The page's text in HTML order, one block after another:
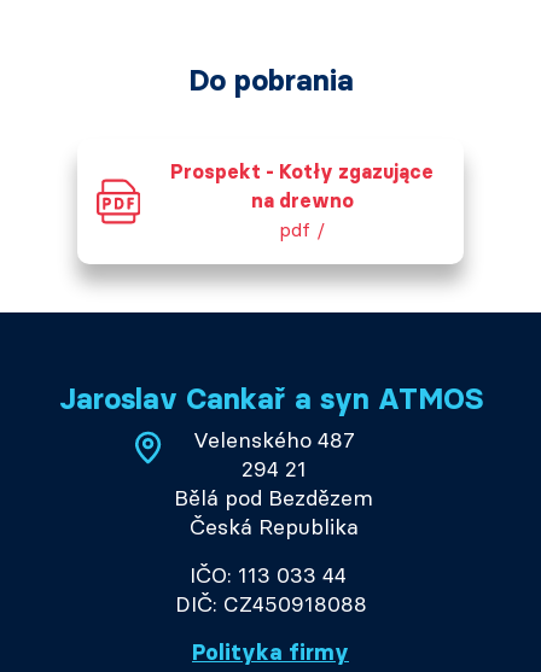
Do pobrania
Prospekt - Kotły zgazujące
na drewno
pdf /
Jaroslav Cankař a syn ATMOS
Velenského 487
294 21
Bělá pod Bezdězem
Česká Republika
IČO: 113 033 44
DIČ: CZ450918088
Polityka firmy